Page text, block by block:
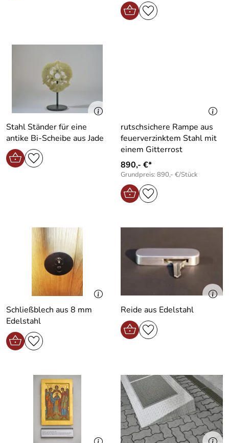
Stahl Ständer für eine
antike Bi-Scheibe aus Jade
rutschsichere Rampe aus
feuerverzinktem Stahl mit
einem Gitterrost
890,- €*
Grundpreis: 890,- €/Stück
Schließblech aus 8 mm
Edelstahl
Reide aus Edelstahl